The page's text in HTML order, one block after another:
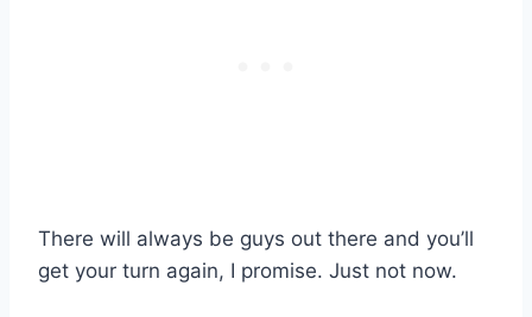
There will always be guys out there and you’ll
get your turn again, I promise. Just not now.